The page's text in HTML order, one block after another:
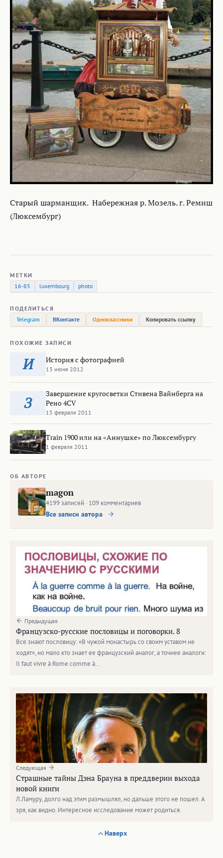
Старый шарманщик. Набережная р. Мозель. г. Ремиш
(Люксембург)
МЕТКИ
16-85
luxembourg photo
ПОДЕЛИТЬСЯ
Telegram
ВКонтакте Одноклассники Копировать ссылку
ПОХОЖИЕ ЗАПИСИ
И История с фотографией
13 июня 2012
З
Завершение кругосветки Стивена Вайнберга на
Рено 4CV
15 февраля 2011
Train 1900 или на «Аннушке» по Люксембургу
1 февраля 2011
ОБ АВТОРЕ
magon
4199 записей · 109 комментариев
Все записи автора
Предыдущая
Французско-русские пословицы и поговорки. 8
Все знают пословицу: «В чужой монастырь со своим уставом не
ходят», но мало кто знает ее французский аналог, а точнее аналоги:
Il faut vivre à Rome comme à…
Следующая
Страшные тайны Дэна Брауна в преддверии выхода
новой книги
Л.Ламуру, долго над этим размышлял, но дальше этого не пошел. А
зря, как видно. Интересное исследование может родиться.
Наверх